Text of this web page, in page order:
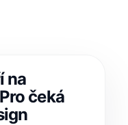
na
čeká